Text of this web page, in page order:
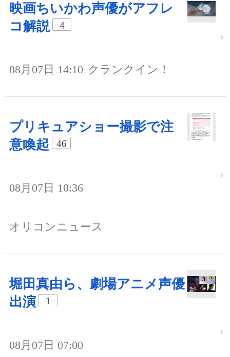
映画ちいかわ声優がアフレ
コ解説
4
08月07日 14:10 クランクイン！
プリキュアショー撮影で注
意喚起
46
08月07日 10:36
オリコンニュース
堀田真由ら、劇場アニメ声優
出演
1
08月07日 07:00